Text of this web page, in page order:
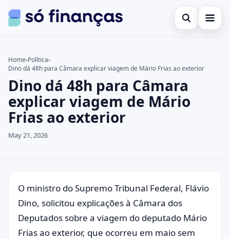
Open search
Empréstimos
Investimentos
Search the site
Search for:
Press Enter to search or ESC to close.
Home›Política›
Dino dá 48h para Câmara explicar viagem de Mário Frias ao exterior
Dino dá 48h para Câmara
explicar viagem de Mário
Frias ao exterior
May 21, 2026
O ministro do Supremo Tribunal Federal, Flávio
Dino, solicitou explicações à Câmara dos
Deputados sobre a viagem do deputado Mário
Frias ao exterior, que ocorreu em maio sem